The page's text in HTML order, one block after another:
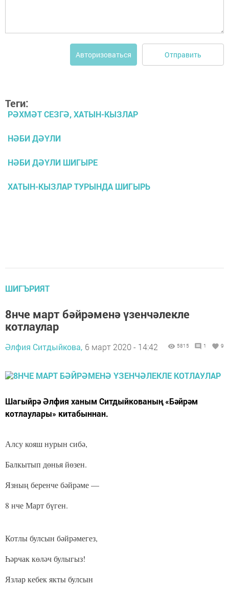
Авторизоваться Отправить
Теги:
РӘХМӘТ СЕЗГӘ, ХАТЫН-КЫЗЛАР
НӘБИ ДӘҮЛИ
НӘБИ ДӘҮЛИ ШИГЫРЕ
ХАТЫН-КЫЗЛАР ТУРЫНДА ШИГЫРЬ
ШИГЪРИЯТ
8нче март бәйрәменә үзенчәлекле
котлаулар
Әлфия Ситдыйкова, 6 март 2020 - 14:42 5815 1 9
Шагыйрә Әлфия ханым Ситдыйкованың «Бәйрәм
котлаулары» китабыннан.
Алсу кояш нурын сибә,
Балкытып дөнья йөзен.
Язның беренче бәйрәме —
8 нче Март бүген.
Котлы булсын бәйрәмегез,
Һәрчак көләч булыгыз!
Язлар кебек якты булсын